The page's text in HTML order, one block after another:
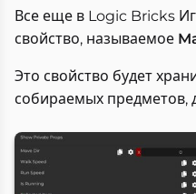
Все еще в Logic Bricks
свойство, называемое
Это свойство будет
собираемых предметов,